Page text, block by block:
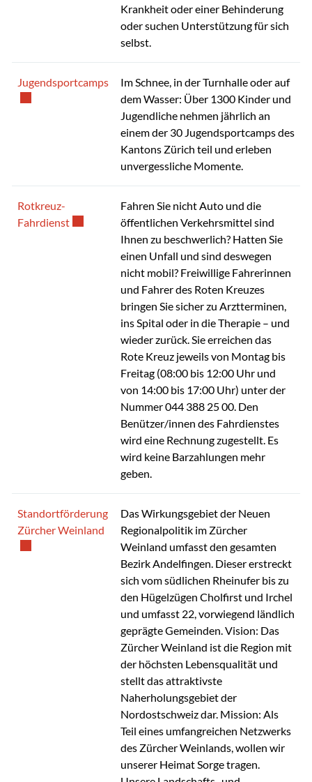
Krankheit oder einer Behinderung
oder suchen Unterstützung für sich
selbst.
JugendsportcampsExterner Link wird in einem neuen Fenster
Im Schnee, in der Turnhalle oder auf
dem Wasser: Über 1300 Kinder und
Jugendliche nehmen jährlich an
einem der 30 Jugendsportcamps des
Kantons Zürich teil und erleben
unvergessliche Momente.
Rotkreuz-
FahrdienstExterner Link wird in einem neuen Fenster
Fahren Sie nicht Auto und die
öffentlichen Verkehrsmittel sind
Ihnen zu beschwerlich? Hatten Sie
einen Unfall und sind deswegen
nicht mobil? Freiwillige Fahrerinnen
und Fahrer des Roten Kreuzes
bringen Sie sicher zu Arztterminen,
ins Spital oder in die Therapie – und
wieder zurück. Sie erreichen das
Rote Kreuz jeweils von Montag bis
Freitag (08:00 bis 12:00 Uhr und
von 14:00 bis 17:00 Uhr) unter der
Nummer 044 388 25 00. Den
Benützer/innen des Fahrdienstes
wird eine Rechnung zugestellt. Es
wird keine Barzahlungen mehr
geben.
Standortförderung
Zürcher Weinland Externer Link wird in einem neuen Fenster
Das Wirkungsgebiet der Neuen
Regionalpolitik im Zürcher
Weinland umfasst den gesamten
Bezirk Andelfingen. Dieser erstreckt
sich vom südlichen Rheinufer bis zu
den Hügelzügen Cholfirst und Irchel
und umfasst 22, vorwiegend ländlich
geprägte Gemeinden. Vision: Das
Zürcher Weinland ist die Region mit
der höchsten Lebensqualität und
stellt das attraktivste
Naherholungsgebiet der
Nordostschweiz dar. Mission: Als
Teil eines umfangreichen Netzwerks
des Zürcher Weinlands, wollen wir
unserer Heimat Sorge tragen.